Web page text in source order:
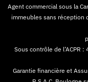
Agent commercial sous la
immeubles sans réception
Sous contrôle de l’ACPR
Garantie financière et